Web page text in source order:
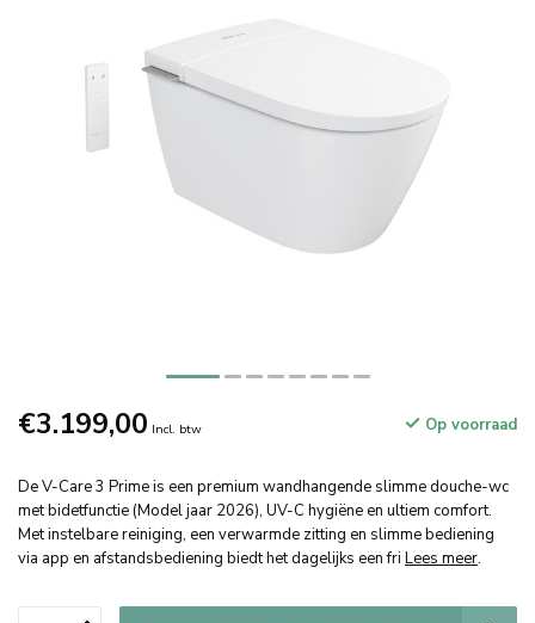
€3.199,00 Incl. btw Op voorraad
De V-Care 3 Prime is een premium wandhangende slimme douche-wc
met bidetfunctie (Model jaar 2026), UV-C hygiëne en ultiem comfort.
Met instelbare reiniging, een verwarmde zitting en slimme bediening
via app en afstandsbediening biedt het dagelijks een fri Lees meer.